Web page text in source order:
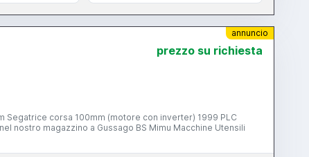
annuncio
prezzo su richiesta
Segatrice corsa 100mm (motore con inverter) 1999 PLC
nostro magazzino a Gussago BS Mimu Macchine Utensili